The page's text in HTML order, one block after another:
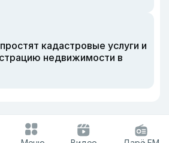
кадастровые услуги и
недвижимости в